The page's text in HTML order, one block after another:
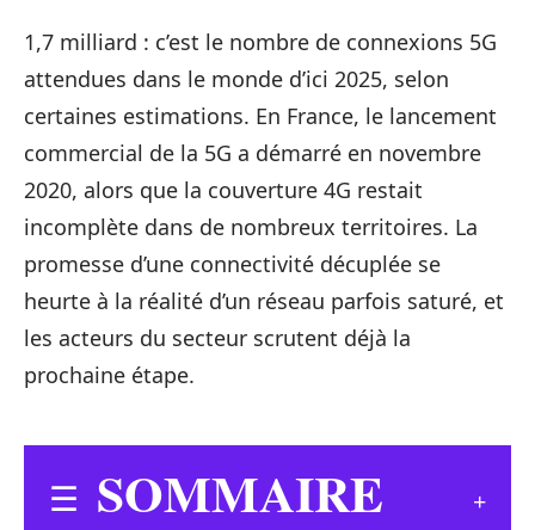
1,7 milliard : c’est le nombre de connexions 5G
attendues dans le monde d’ici 2025, selon
certaines estimations. En France, le lancement
commercial de la 5G a démarré en novembre
2020, alors que la couverture 4G restait
incomplète dans de nombreux territoires. La
promesse d’une connectivité décuplée se
heurte à la réalité d’un réseau parfois saturé, et
les acteurs du secteur scrutent déjà la
prochaine étape.
SOMMAIRE